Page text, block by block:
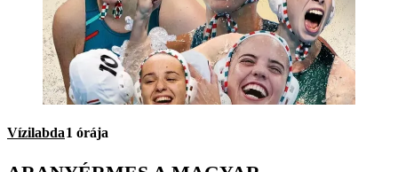
Vízilabda1 órája